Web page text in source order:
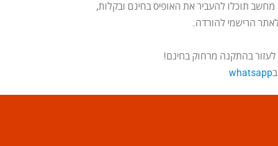
תוכלו להעביר את האופיס בחינם ובקלות,
הרישמי להורדה.
whatsapp